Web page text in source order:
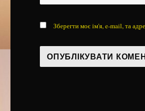
Зберегти моє ім'я, e-mail, та